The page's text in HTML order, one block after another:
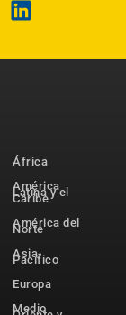
África
América
Latina y el
Caribe
América del
Norte
Asia-
Pacífico
Europa
Medio